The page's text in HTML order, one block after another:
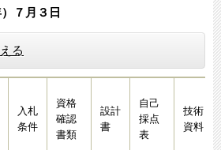
７月３日​
る
入札
条件
資格
確認
書類
設計
書
自己
採点
表
技術
資料